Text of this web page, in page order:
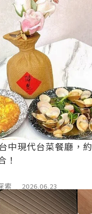
中現代台菜餐廳，
！
索
2026.06.23